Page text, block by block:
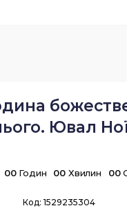
Ювал
00 Годин 00 Хвилин 00
Код: 1529235304